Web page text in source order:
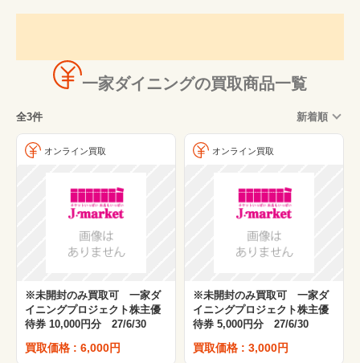
一家ダイニングの買取商品一覧
全3件 新着順
オンライン買取
※未開封のみ買取可 一家ダ
イニングプロジェクト株主優
待券 10,000円分 27/6/30
買取価格 : 6,000円
オンライン買取
※未開封のみ買取可 一家ダ
イニングプロジェクト株主優
待券 5,000円分 27/6/30
買取価格 : 3,000円